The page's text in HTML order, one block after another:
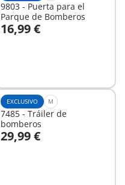
9803 - Puerta para el
Parque de Bomberos
16,99 €
A la cesta
EXCLUSIVO M
7485 - Tráiler de
bomberos
29,99 €
A la cesta